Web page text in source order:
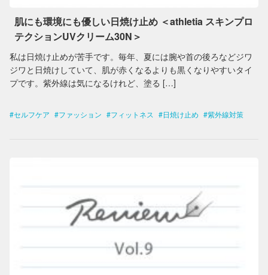
肌にも環境にも優しい日焼け止め ＜athletia スキンプロ
テクションUVクリーム30N＞
私は日焼け止めが苦手です。毎年、夏には腕や首の後ろなどジワ
ジワと日焼けしていて、肌が赤くなるよりも黒くなりやすいタイ
プです。紫外線は気になるけれど、塗る […]
セルフケア ファッション フィットネス 日焼け止め 紫外線対策